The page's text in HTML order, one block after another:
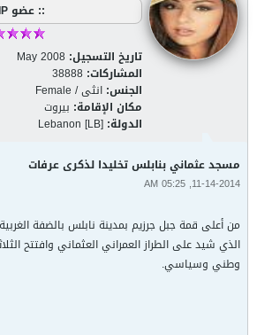
:: عضو VIP ::
تاريخ التسجيل: May 2008
المشاركات: 38888
الجنس: انثى / Female
مكان الإقامة: بيروت
الدولة: Lebanon [LB]
مسجد عثماني بنابلس تخليدا لذكرى عرفات
11-14-2014, 05:25 AM
من أعلى قمة جبل جرزيم بمدينة نابلس بالضفة
الذي شيد على الطراز العمراني العثماني وافتتح
وطني وسياسي.